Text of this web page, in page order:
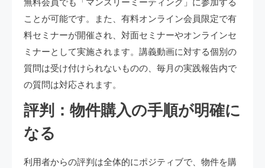
無料会員でも「マンスリーミーティング」に参加する
ことが可能です。また、有料オンライン会員限定で有
料セミナーが開催され、対面セミナーやオンラインセ
ミナーとして実施されます。講義動画に対する個別の
質問は受け付けられないものの、毎月の実践報告内で
の質問は対応されます。
評判：物件購入の手順が明確に
なる
利用者からの評判は全体的にポジティブで、物件を購